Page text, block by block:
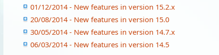
01/12/2014 - New features in version 15.2.x
20/08/2014 - New features in version 15.0
30/05/2014 - New features in version 14.7.x
06/03/2014 - New features in version 14.5